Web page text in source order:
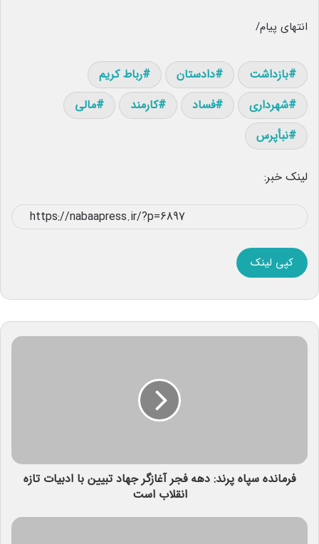
انتهای پیام/
بازداشت دادستان
رباط کریم
شهرداری
فساد کارمند
مالی
نبأپرس
لینک خبر:
کپی لینک
فرمانده سپاه پرند: دهه فجر آغازگر جهاد تبیین با ادبیات تازه
انقلاب است